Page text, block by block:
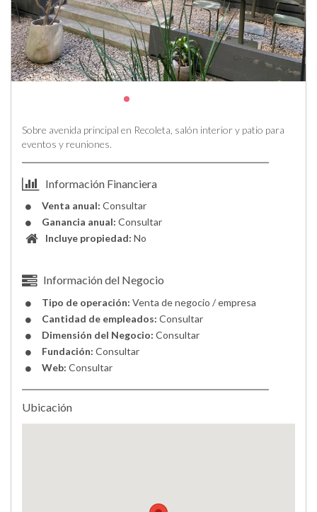
Sobre avenida principal en Recoleta, salón interior y patio para
eventos y reuniones.
Información Financiera
Venta anual: Consultar
Ganancia anual: Consultar
Incluye propiedad: No
Información del Negocio
Tipo de operación: Venta de negocio / empresa
Cantidad de empleados: Consultar
Dimensión del Negocio: Consultar
Fundación: Consultar
Web: Consultar
Ubicación